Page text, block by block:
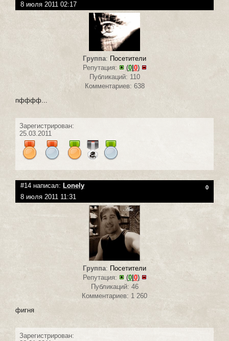
8 июля 2011 02:17
Группа: Посетители
Репутация:
(0| 0)
Публикаций: 110
Комментариев: 638
пфффф...
Зарегистрирован:
25.03.2011
#14 написал: Lonely 0
8 июля 2011 11:31
Группа: Посетители
Репутация:
(0| 0)
Публикаций: 46
Комментариев: 1 260
фигня
Зарегистрирован: